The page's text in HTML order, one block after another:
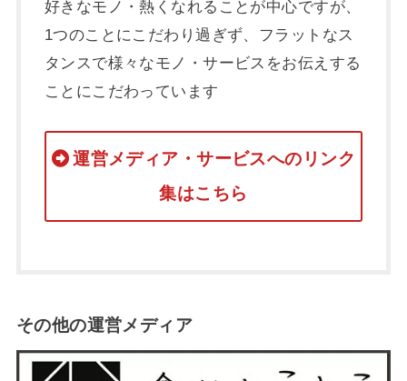
好きなモノ・熱くなれることが中心ですが、
1つのことにこだわり過ぎず、フラットなス
タンスで様々なモノ・サービスをお伝えする
ことにこだわっています
運営メディア・サービスへのリンク
集はこちら
その他の運営メディア